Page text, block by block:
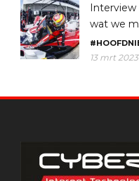
Interview
wat we
13 mrt 2023